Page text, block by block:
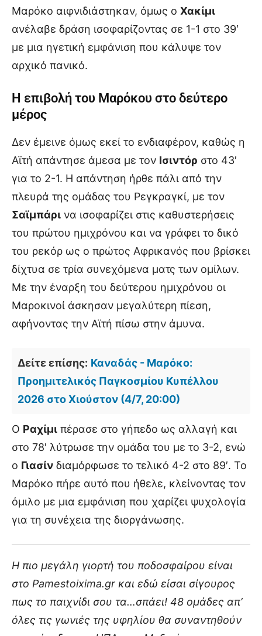
Μαρόκο αιφνιδιάστηκαν, όμως ο Χακίμι
ανέλαβε δράση ισοφαρίζοντας σε 1-1 στο 39′
με μια ηγετική εμφάνιση που κάλυψε τον
αρχικό πανικό.
Η επιβολή του Μαρόκου στο δεύτερο
μέρος
Δεν έμεινε όμως εκεί το ενδιαφέρον, καθώς η
Αϊτή απάντησε άμεσα με τον Ισιντόρ στο 43′
για το 2-1. Η απάντηση ήρθε πάλι από την
πλευρά της ομάδας του Ρεγκραγκί, με τον
Σαϊμπάρι να ισοφαρίζει στις καθυστερήσεις
του πρώτου ημιχρόνου και να γράφει το δικό
του ρεκόρ ως ο πρώτος Αφρικανός που βρίσκει
δίχτυα σε τρία συνεχόμενα ματς των ομίλων.
Με την έναρξη του δεύτερου ημιχρόνου οι
Μαροκινοί άσκησαν μεγαλύτερη πίεση,
αφήνοντας την Αϊτή πίσω στην άμυνα.
Δείτε επίσης: Καναδάς - Μαρόκο:
Προημιτελικός Παγκοσμίου Κυπέλλου
2026 στο Χιούστον (4/7, 20:00)
Ο Ραχίμι πέρασε στο γήπεδο ως αλλαγή και
στο 78′ λύτρωσε την ομάδα του με το 3-2, ενώ
ο Γιασίν διαμόρφωσε το τελικό 4-2 στο 89′. Το
Μαρόκο πήρε αυτό που ήθελε, κλείνοντας τον
όμιλο με μια εμφάνιση που χαρίζει ψυχολογία
για τη συνέχεια της διοργάνωσης.
Η πιο μεγάλη γιορτή του ποδοσφαίρου είναι
στο Pamestoixima.gr και εδώ είσαι σίγουρος
πως το παιχνίδι σου τα…σπάει! 48 ομάδες απ’
όλες τις γωνιές της υφηλίου θα συναντηθούν